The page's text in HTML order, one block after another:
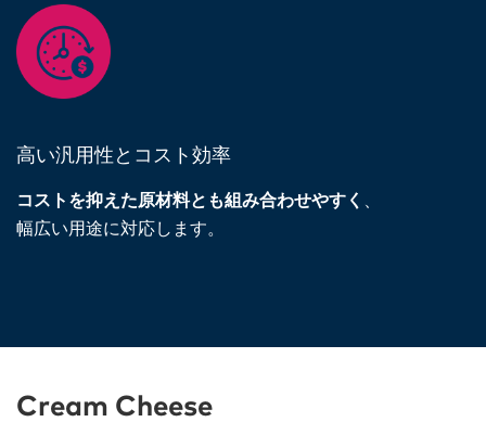
高い汎用性とコスト効率
コストを抑えた原材料とも組み合わせやすく
幅広い用途に対応します。
Cream Cheese